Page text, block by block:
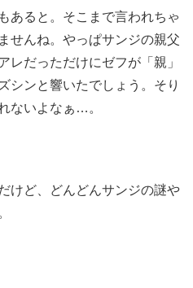
あると。そこまで言われちゃ
せんね。やっぱサンジの親父
レだっただけにゼフが「親」
シンと響いたでしょう。そり
ないよなぁ…。
けど、どんどんサンジの謎や